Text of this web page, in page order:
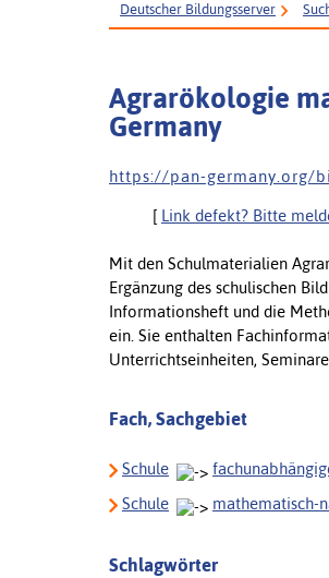
Deutscher Bildungsserver
Agrarökologie
Germany
h t t p s : / / p a n - g e r m a n y . o r g /
[ Link defekt? Bitte
Mit den Schulmaterialien
Ergänzung des schulischen
Informationsheft und die
ein. Sie enthalten
Unterrichtseinheiten,
Fach, Sachgebiet
Schule
Schule
mathematisch-
Schlagwörter